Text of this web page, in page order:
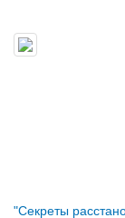
"Секреты